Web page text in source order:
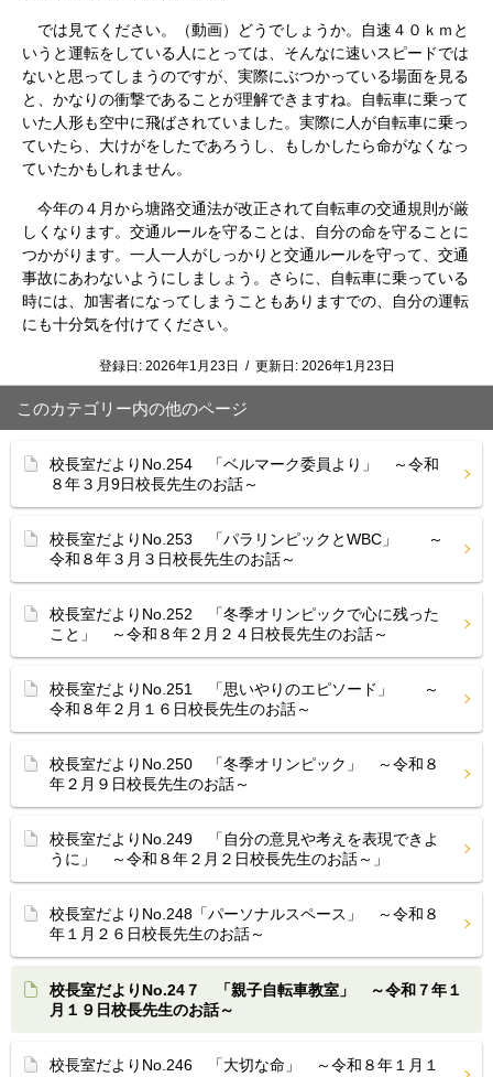
では見てください。（動画）どうでしょうか。自速４０ｋｍと
いうと運転をしている人にとっては、そんなに速いスピードでは
ないと思ってしまうのですが、実際にぶつかっている場面を見る
と、かなりの衝撃であることが理解できますね。自転車に乗って
いた人形も空中に飛ばされていました。実際に人が自転車に乗っ
ていたら、大けがをしたであろうし、もしかしたら命がなくなっ
ていたかもしれません。
今年の４月から塘路交通法が改正されて自転車の交通規則が厳
しくなります。交通ルールを守ることは、自分の命を守ることに
つかがります。一人一人がしっかりと交通ルールを守って、交通
事故にあわないようにしましょう。さらに、自転車に乗っている
時には、加害者になってしまうこともありますでの、自分の運転
にも十分気を付けてください。
登録日: 2026年1月23日 / 更新日: 2026年1月23日
このカテゴリー内の他のページ
校長室だよりNo.254 「ベルマーク委員より」 ～令和
８年３月9日校長先生のお話～
校長室だよりNo.253 「パラリンピックとWBC」 ～
令和８年３月３日校長先生のお話～
校長室だよりNo.252 「冬季オリンピックで心に残った
こと」 ～令和８年２月２４日校長先生のお話～
校長室だよりNo.251 「思いやりのエピソード」 ～
令和８年２月１６日校長先生のお話～
校長室だよりNo.250 「冬季オリンピック」 ～令和８
年２月９日校長先生のお話～
校長室だよりNo.249 「自分の意見や考えを表現できよ
うに」 ～令和８年２月２日校長先生のお話～」
校長室だよりNo.248「パーソナルスペース」 ～令和８
年１月２６日校長先生のお話～
校長室だよりNo.24７ 「親子自転車教室」 ～令和７年１
月１９日校長先生のお話～
校長室だよりNo.246 「大切な命」 ～令和８年１月１